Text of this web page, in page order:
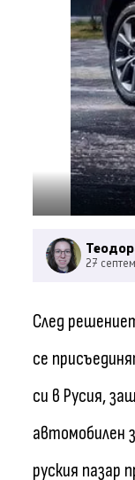
27
След
се
си в Русия,
автомобилен
руския пазар